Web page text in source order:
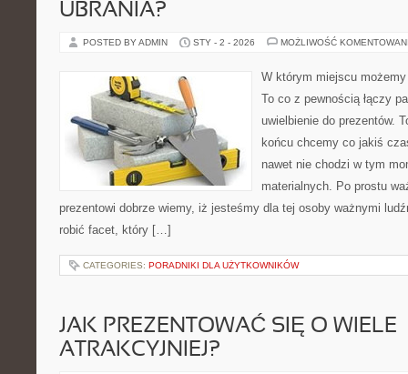
UBRANIA?
POSTED BY ADMIN STY - 2 - 2026 MOŻLIWOŚĆ
W którym miejscu
To co z pewnością łączy
uwielbienie do prezentów.
końcu chcemy co jakiś
nawet nie chodzi w tym
materialnych. Po prostu
prezentowi dobrze wiemy, iż jesteśmy dla tej osoby ważnymi
robić facet, który […]
CATEGORIES: PORADNIKI DLA UŻYTKOWNIKÓW
JAK PREZENTOWAĆ SIĘ O WIELE
ATRAKCYJNIEJ?